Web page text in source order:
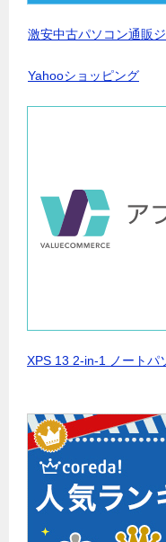
激安中古パソコン通販
Yahooショッピング
XPS 13 2-in-1 ノートパ